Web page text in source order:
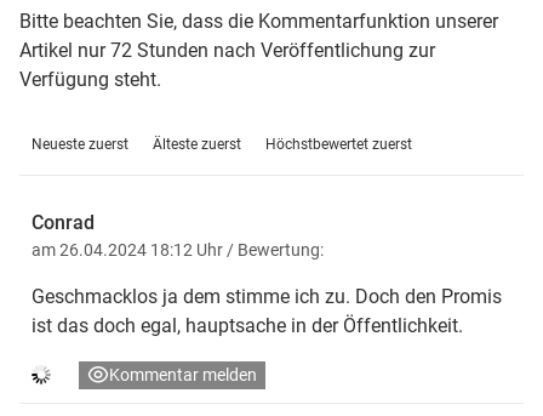
Bitte beachten Sie, dass die Kommentarfunktion unserer
Artikel nur 72 Stunden nach Veröffentlichung zur
Verfügung steht.
Neueste zuerst Älteste zuerst Höchstbewertet zuerst
Conrad
am 26.04.2024 18:12 Uhr/ Bewertung:
Geschmacklos ja dem stimme ich zu. Doch den Promis
ist das doch egal, hauptsache in der Öffentlichkeit.
Kommentar melden